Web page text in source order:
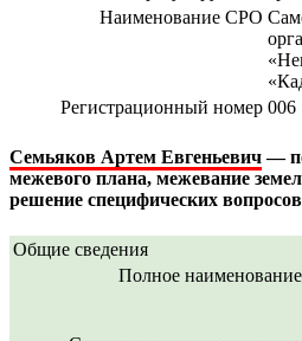
Наименование СРО
Регистрационный номер 006
Семьяков Артем Евгеньевич—
межевого плана, межевание
решение специфических
Общие сведения
Полное